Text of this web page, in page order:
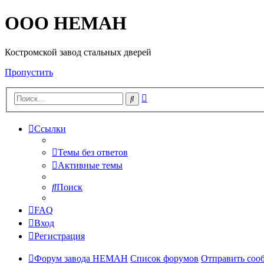
OOO HEMAH
Костромской завод стальных дверей
Пропустить
Поиск
Ссылки
Темы без ответов
Активные темы
Поиск
FAQ
Вход
Регистрация
Форум завода НЕМАН Список форумов Отправить